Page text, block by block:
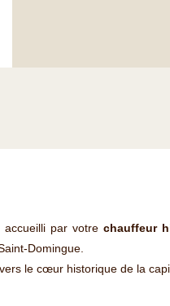
accueilli par votrechauffeur
Domingue.
le cœur historique de la